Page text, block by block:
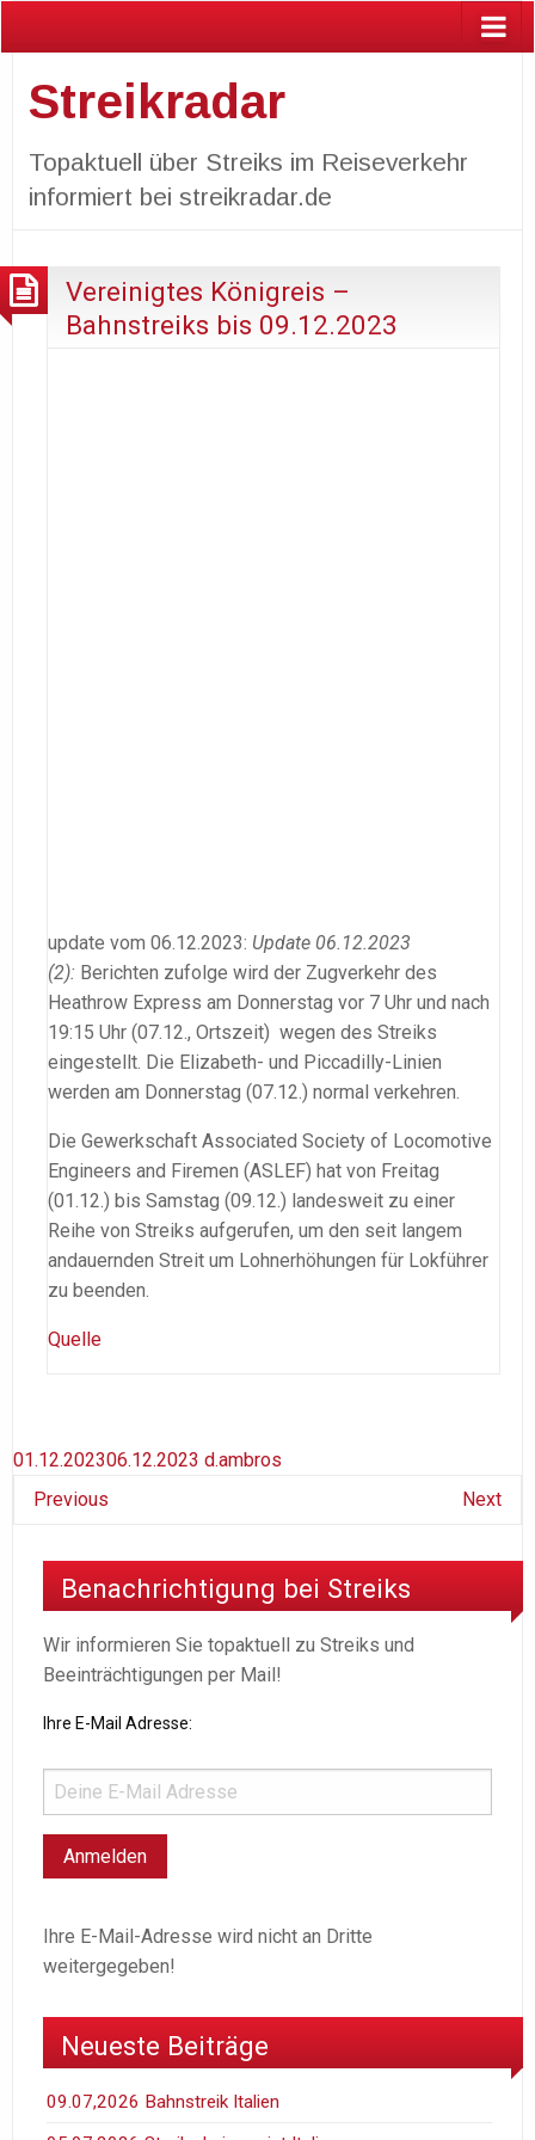
Streikradar
Topaktuell über Streiks im Reiseverkehr
informiert bei streikradar.de
Vereinigtes Königreis –
Bahnstreiks bis 09.12.2023
update vom 06.12.2023: Update 06.12.2023
(2): Berichten zufolge wird der Zugverkehr des
Heathrow Express am Donnerstag vor 7 Uhr und nach
19:15 Uhr (07.12., Ortszeit) wegen des Streiks
eingestellt. Die Elizabeth- und Piccadilly-Linien
werden am Donnerstag (07.12.) normal verkehren.
Die Gewerkschaft Associated Society of Locomotive
Engineers and Firemen (ASLEF) hat von Freitag
(01.12.) bis Samstag (09.12.) landesweit zu einer
Reihe von Streiks aufgerufen, um den seit langem
andauernden Streit um Lohnerhöhungen für Lokführer
zu beenden.
Quelle
01.12.202306.12.2023 d.ambros
Previous
Next
Benachrichtigung bei Streiks
Wir informieren Sie topaktuell zu Streiks und
Beeinträchtigungen per Mail!
Ihre E-Mail Adresse:
Ihre E-Mail-Adresse wird nicht an Dritte
weitergegeben!
Neueste Beiträge
09.07,2026 Bahnstreik Italien